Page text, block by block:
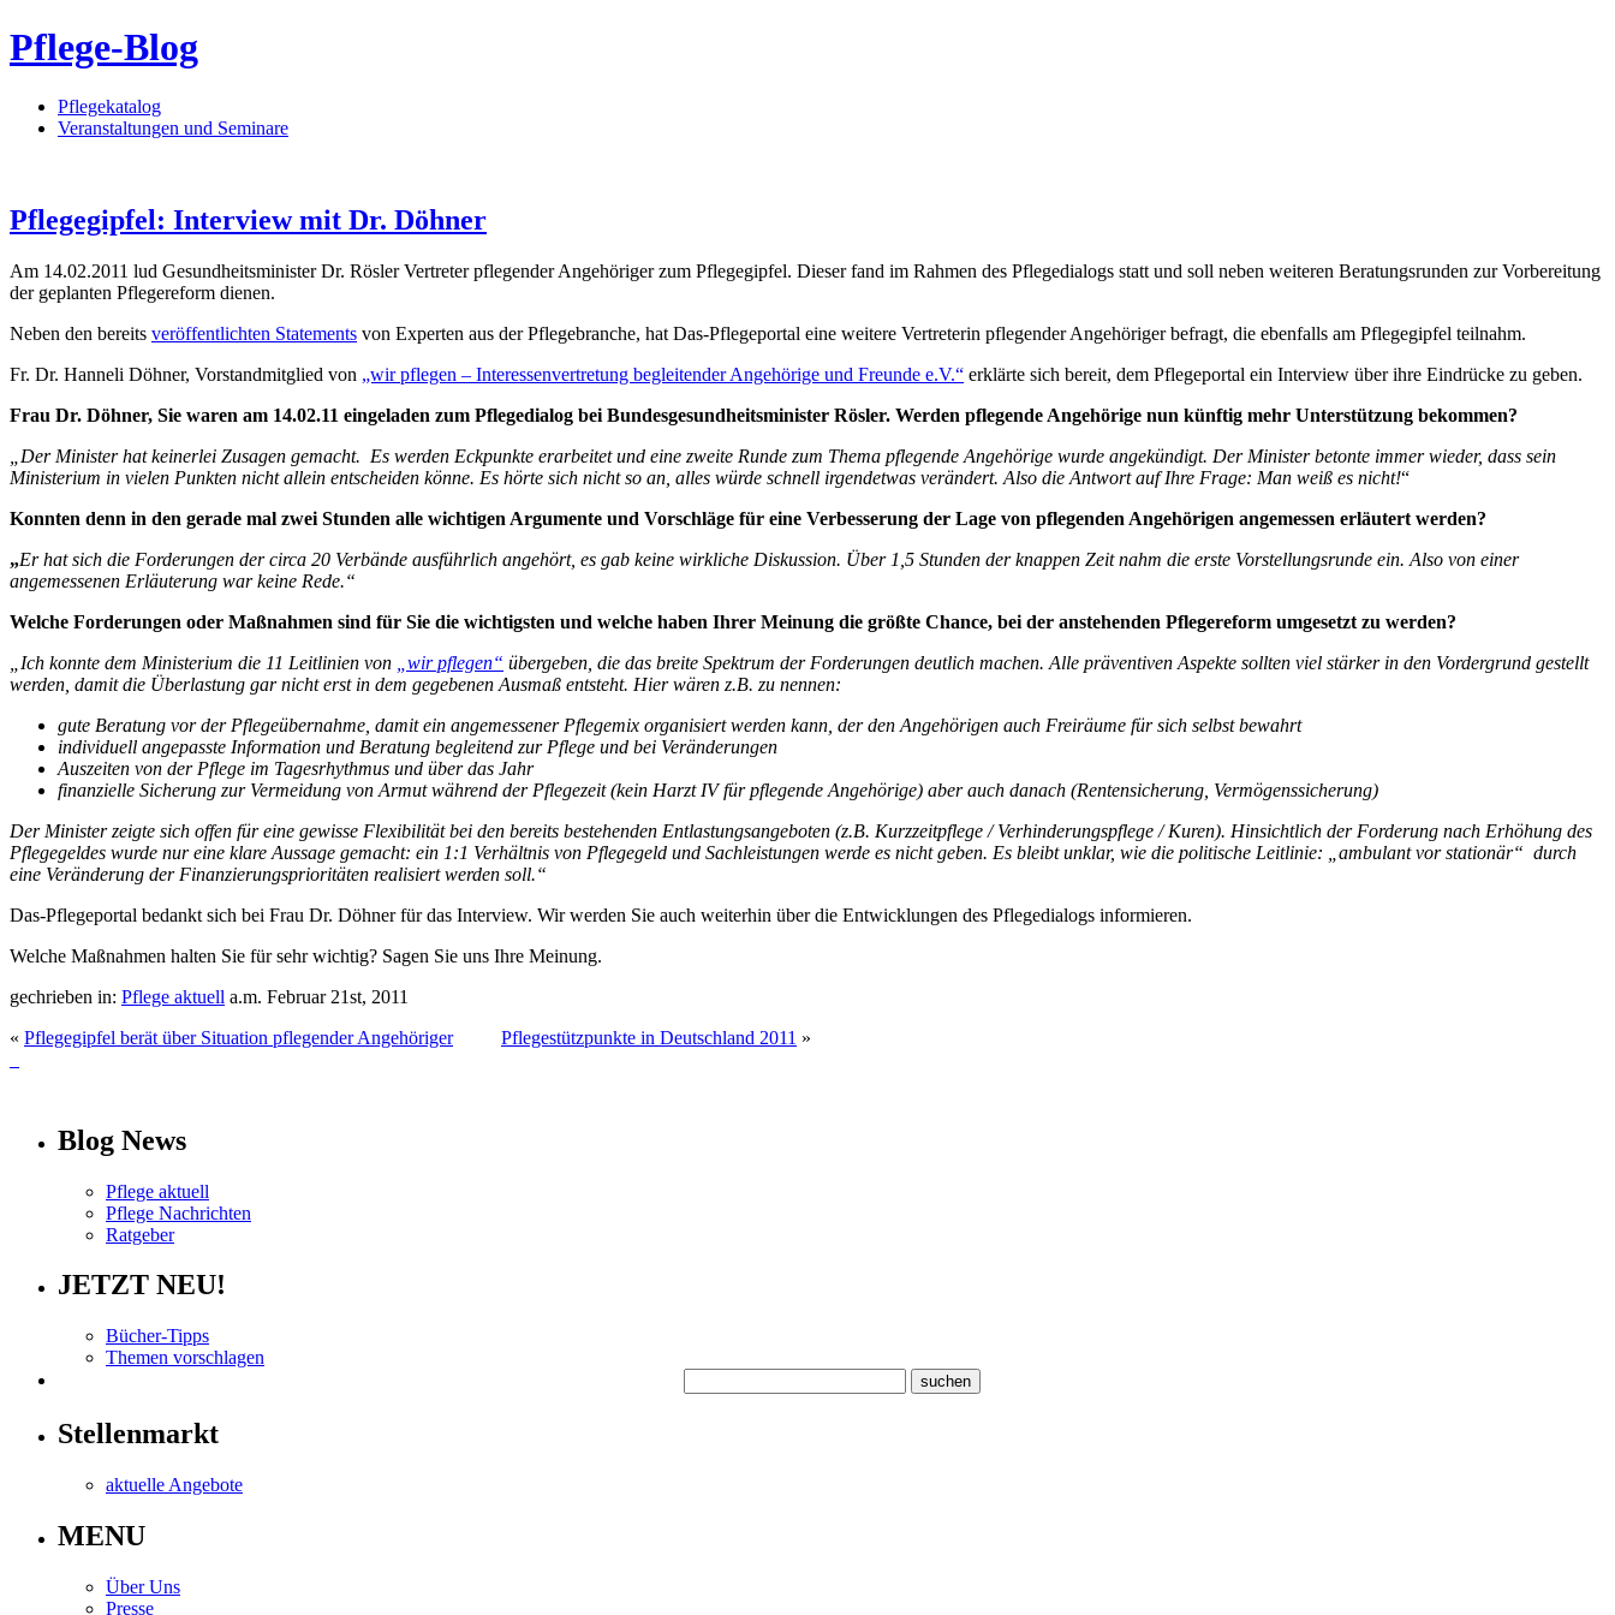
Pflege-Blog
Pflegekatalog
Veranstaltungen und Seminare
Pflegegipfel: Interview mit Dr. Döhner
Am 14.02.2011 lud Gesundheitsminister Dr. Rösler Vertreter pflegender Angehöriger zum Pflegegipfel. Dieser fand im Rahmen des Pflegedialogs statt und soll neben weiteren Beratungsrunden zur Vorbereitung
der geplanten Pflegereform dienen.
Neben den bereits veröffentlichten Statements von Experten aus der Pflegebranche, hat Das-Pflegeportal eine weitere Vertreterin pflegender Angehöriger befragt, die ebenfalls am Pflegegipfel teilnahm.
Fr. Dr. Hanneli Döhner, Vorstandmitglied von „wir pflegen – Interessenvertretung begleitender Angehörige und Freunde e.V.“ erklärte sich bereit, dem Pflegeportal ein Interview über ihre Eindrücke zu geben.
Frau Dr. Döhner, Sie waren am 14.02.11 eingeladen zum Pflegedialog bei Bundesgesundheitsminister Rösler. Werden pflegende Angehörige nun künftig mehr Unterstützung bekommen?
„Der Minister hat keinerlei Zusagen gemacht. Es werden Eckpunkte erarbeitet und eine zweite Runde zum Thema pflegende Angehörige wurde angekündigt. Der Minister betonte immer wieder, dass sein
Ministerium in vielen Punkten nicht allein entscheiden könne. Es hörte sich nicht so an, alles würde schnell irgendetwas verändert. Also die Antwort auf Ihre Frage: Man weiß es nicht!“
Konnten denn in den gerade mal zwei Stunden alle wichtigen Argumente und Vorschläge für eine Verbesserung der Lage von pflegenden Angehörigen angemessen erläutert werden?
„Er hat sich die Forderungen der circa 20 Verbände ausführlich angehört, es gab keine wirkliche Diskussion. Über 1,5 Stunden der knappen Zeit nahm die erste Vorstellungsrunde ein. Also von einer
angemessenen Erläuterung war keine Rede.“
Welche Forderungen oder Maßnahmen sind für Sie die wichtigsten und welche haben Ihrer Meinung die größte Chance, bei der anstehenden Pflegereform umgesetzt zu werden?
„Ich konnte dem Ministerium die 11 Leitlinien von
„wir pflegen“ übergeben, die das breite Spektrum der Forderungen deutlich machen. Alle präventiven Aspekte sollten viel stärker in den Vordergrund gestellt
werden, damit die Überlastung gar nicht erst in dem gegebenen Ausmaß entsteht. Hier wären z.B. zu nennen:
gute Beratung vor der Pflegeübernahme, damit ein angemessener Pflegemix organisiert werden kann, der den Angehörigen auch Freiräume für sich selbst bewahrt
individuell angepasste Information und Beratung begleitend zur Pflege und bei Veränderungen
Auszeiten von der Pflege im Tagesrhythmus und über das Jahr
finanzielle Sicherung zur Vermeidung von Armut während der Pflegezeit (kein Harzt IV für pflegende Angehörige) aber auch danach (Rentensicherung, Vermögenssicherung)
Der Minister zeigte sich offen für eine gewisse Flexibilität bei den bereits bestehenden Entlastungsangeboten (z.B. Kurzzeitpflege / Verhinderungspflege / Kuren). Hinsichtlich der Forderung nach Erhöhung des
Pflegegeldes wurde nur eine klare Aussage gemacht: ein 1:1 Verhältnis von Pflegegeld und Sachleistungen werde es nicht geben. Es bleibt unklar, wie die politische Leitlinie: „ambulant vor stationär“ durch
eine Veränderung der Finanzierungsprioritäten realisiert werden soll.“
Das-Pflegeportal bedankt sich bei Frau Dr. Döhner für das Interview. Wir werden Sie auch weiterhin über die Entwicklungen des Pflegedialogs informieren.
Welche Maßnahmen halten Sie für sehr wichtig? Sagen Sie uns Ihre Meinung.
gechrieben in: Pflege aktuell a.m. Februar 21st, 2011
« Pflegegipfel berät über Situation pflegender Angehöriger Pflegestützpunkte in Deutschland 2011 »
Blog News
Pflege aktuell
Pflege Nachrichten
Ratgeber
JETZT NEU!
Bücher-Tipps
Themen vorschlagen
Stellenmarkt
aktuelle Angebote
MENU
Über Uns
Presse